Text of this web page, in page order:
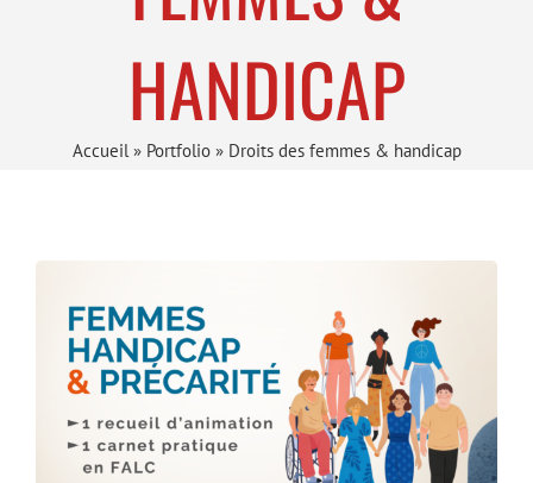
HANDICAP
Accueil » Portfolio» Droits des femmes & handicap